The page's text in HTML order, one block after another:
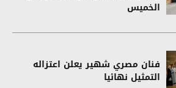
الخميس
فنان مصري شهير يعلن اعتزاله
التمثيل نهائيا